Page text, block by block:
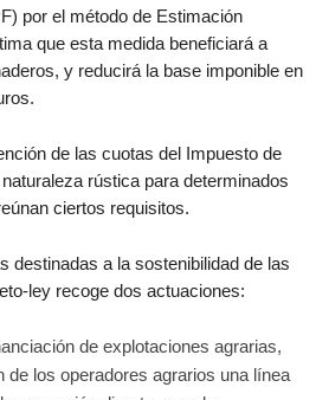
por el método de Estimación
que esta medida beneficiará a
y reducirá la base imponible en
de las cuotas del Impuesto de
rústica para determinados
ciertos requisitos.
destinadas a la sostenibilidad de las
ley recoge dos actuaciones:
de explotaciones agrarias,
de los operadores agrarios una línea